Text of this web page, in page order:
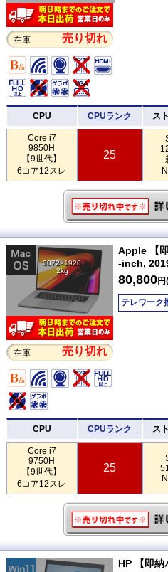
在庫 売り切れ
CPU CPUランク ス
Core i7
9850H
【9世代】
6コア12スレ
25
3072×1920
2kg
在庫 売り切れ
Apple 【
-inch,
80,800円
テレワーク
CPU CPUランク ス
Core i7
9750H
【9世代】
6コア12スレ
25
HP 【即